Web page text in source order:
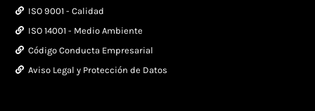
ISO 9001 - Calidad
ISO 14001 - Medio Ambiente
Código Conducta Empresarial
Aviso Legal y Protección de Datos